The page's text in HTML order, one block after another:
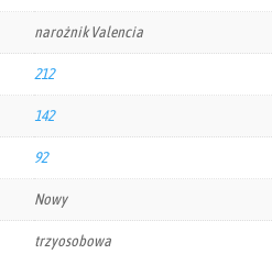
narożnik Valencia
212
142
92
Nowy
trzyosobowa